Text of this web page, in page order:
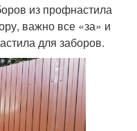
из профнастила
важно все «за» и
для заборов.